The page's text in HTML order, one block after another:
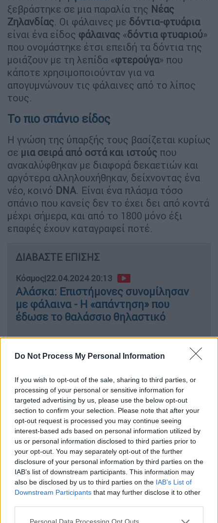
Do Not Process My Personal Information
If you wish to opt-out of the sale, sharing to third parties, or
processing of your personal or sensitive information for
targeted advertising by us, please use the below opt-out
section to confirm your selection. Please note that after your
opt-out request is processed you may continue seeing
interest-based ads based on personal information utilized by
us or personal information disclosed to third parties prior to
your opt-out. You may separately opt-out of the further
disclosure of your personal information by third parties on the
IAB’s list of downstream participants. This information may
also be disclosed by us to third parties on the IAB’s List of
Downstream Participants that may further disclose it to other
Please note that this website/app uses one or more Google
ξεβράστηκε σε μια παραλία της Νέας
Ζηλανδίας. Οι φάλαινες με δόντια-φτυάρια
είναι ένα είδος φάλαινας «δόντια φτυαριού»
που ονομάστηκε έτσι επειδή τα δόντια της
μοιάζουν με τη λεπίδα «φτερούγα» που
κάποτε χρησιμοποιούνταν για να
απογυμνώνουν τις φάλαινες από το λίπος
τους.
Το πιο σπάνιο είδος
Η γνώση της ύπαρξής τους βασίζεται κυρίως
σε μια σειρά από οστά και ιστούς που
ανακαλύφθηκαν με διαφορά δεκαετιών και
αργότερα αλληλουχήθηκαν, δείχνοντας ένα
νέο, κοινό DNA. Είναι ένα πλάσμα τόσο
σπάνιο που κανείς δεν το έχει δει από κοντά
μέχρι σήμερα, και από το 1800 μόνο έξι
επαφές έχουν καταγραφεί ποτέ.
ΔΙΑΒΑΣΤΕ ΕΠΙΣΗΣ
Κόσμος|22.04.2024 20:13
Αλάσκα: Επιστήμονες συνομίλησαν
με φάλαινα - Η «απάντηση» που
έδωσε το θαλάσσιο θηλαστικό
Τραγωδία στις ακτές της Σκωτίας:
στεριά και πέθαναν
Οι φάλαινες με τα «δόντια φτυαριού» (spade-
toothed) είναι ίσως οι πιο σπάνιες στον
κόσμο, χωρίς να έχουν καταγραφεί ποτέ
ζωντανές από τους επιστήμονες.
Αλλά οι επιστήμονες στη Νέα Ζηλανδία
πιστεύουν ότι έναολόκληρο δείγμαμπορεί
να έχει μόλις βρεθεί στο Taiari Mouth, στο